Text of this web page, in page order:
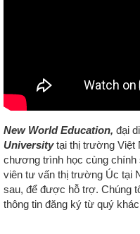
New World Education, đại
Universitytại thị trường Việt
chương trình học cùng chính
viên tư vấn thị trường Úc tại
sau, để được hỗ trợ. Chúng
thông tin đăng ký từ quý